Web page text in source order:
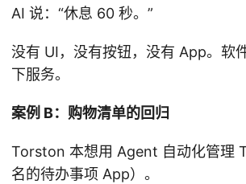
AI 说：“休息 60 秒。”
没有 UI，没有按钮，没有 App。软
下服务。
案例 B：购物清单的回归
Torston 本想用 Agent 自动化管理
名的待办事项 App）。